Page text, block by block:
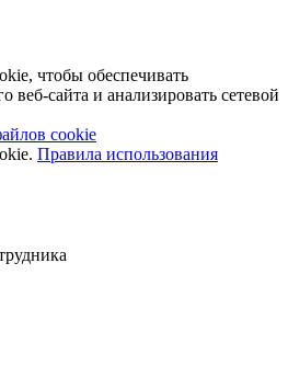
чтобы обеспечивать
веб-сайта и анализировать сетевой
cookie
Правила использования